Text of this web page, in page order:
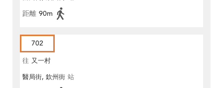
距離 90m
702
往 又一村
醫局街, 欽州街 站